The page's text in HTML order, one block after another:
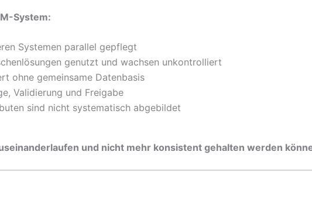
System:
Systemen parallel gepflegt
genutzt und wachsen unkontrolliert
ohne gemeinsame Datenbasis
Validierung und Freigabe
sind nicht systematisch abgebildet
und nicht mehr konsistent gehalten werden